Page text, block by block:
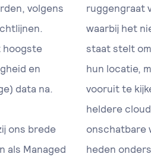
volgens
hoogste
en
data na.
ons brede
als Managed
ruggengraat
waarbij het
staat stelt
hun locatie,
vooruit te
heldere
onschatbare
heden